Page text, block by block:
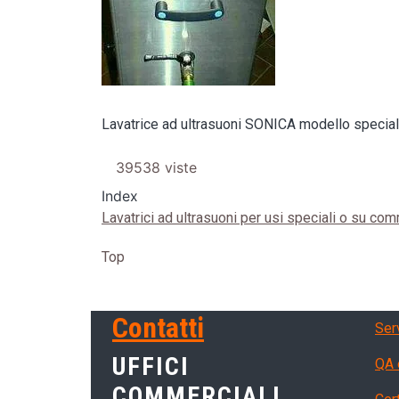
Lavatrice ad ultrasuoni SONICA modello
39538 viste
Index
Lavatrici ad ultrasuoni per usi speciali o su
Top
QA
Contatti
UFFICI